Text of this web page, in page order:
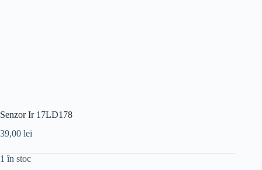
Senzor Ir 17LD178
39,00 lei
1 în stoc